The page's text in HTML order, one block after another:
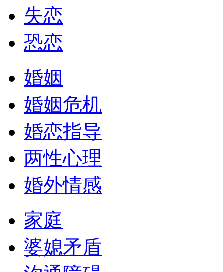
失恋
恐恋
婚姻
婚姻危机
婚恋指导
两性心理
婚外情感
家庭
婆媳矛盾